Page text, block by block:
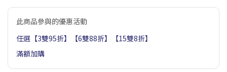
此商品參與的優惠活動
任選【3雙95折】【6雙88折】【15雙8折】
滿額加購